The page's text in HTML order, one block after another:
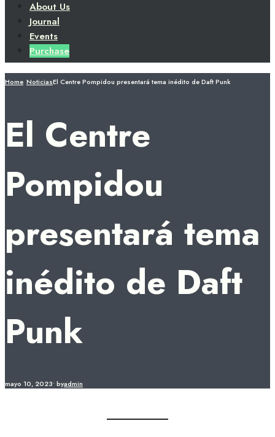
About Us
Journal
Events
Purchase
Home NoticiasEl Centre Pompidou presentará tema inédito de Daft Punk
El Centre
Pompidou
presentará tema
inédito de Daft
Punk
mayo 10, 2023• byadmin